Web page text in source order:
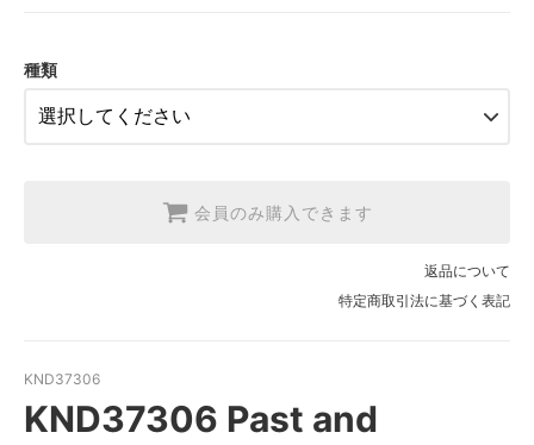
【2026/9/20〆10月発送予定分】
種類
会員のみ購入できます
返品について
特定商取引法に基づく表記
KND37306
KND37306 Past and